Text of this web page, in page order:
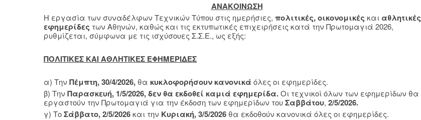
ΑΝΑΚΟΙΝΩΣΗ
Η εργασία των συναδέλφων Τεχνικών Τύπου στις ημερήσιες, πολιτικές, οικονομικές και αθλητικές
εφημερίδες των Αθηνών, καθώς και τις εκτυπωτικές επιχειρήσεις κατά την Πρωτομαγιά 2026,
ρυθμίζεται, σύμφωνα με τις ισχύσουες Σ.Σ.Ε., ως εξής:
ΠΟΛΙΤΙΚΕΣ ΚΑΙ ΑΘΛΗΤΙΚΕΣ ΕΦΗΜΕΡΙΔΕΣ
α) Την Πέμπτη, 30/4/2026, θα κυκλοφορήσουν κανονικά όλες οι εφημερίδες.
β) Την Παρασκευή, 1/5/2026,δεν θα εκδοθεί καμιά εφημερίδα.Οι τεχνικοί όλων των εφημερίδων θα
εργαστούν την Πρωτομαγιά για την έκδοση των εφημερίδων τουΣαββάτου, 2/5/2026.
γ) ΤοΣάββατο, 2/5/2026και την Κυριακή, 3/5/2026 θα εκδοθούν κανονικά όλες οι εφημερίδες.